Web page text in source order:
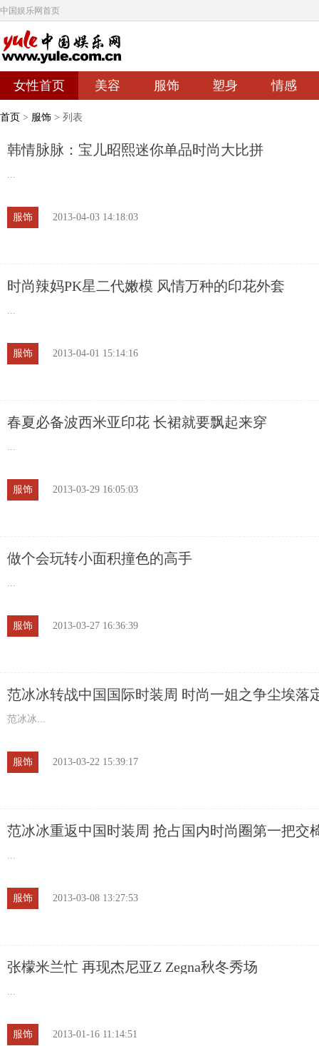
中国娱乐网首页
女性首页 美容 服饰 塑身 情感
首页 > 服饰 > 列表
韩情脉脉：宝儿昭熙迷你单品时尚大比拼
...
服饰 2013-04-03 14:18:03
时尚辣妈PK星二代嫩模 风情万种的印花外套
...
服饰 2013-04-01 15:14:16
春夏必备波西米亚印花 长裙就要飘起来穿
...
服饰 2013-03-29 16:05:03
做个会玩转小面积撞色的高手
...
服饰 2013-03-27 16:36:39
范冰冰转战中国国际时装周 时尚一姐之争尘埃落
范冰冰...
服饰 2013-03-22 15:39:17
范冰冰重返中国时装周 抢占国内时尚圈第一把交
...
服饰 2013-03-08 13:27:53
张檬米兰忙 再现杰尼亚Z Zegna秋冬秀场
...
服饰 2013-01-16 11:14:51